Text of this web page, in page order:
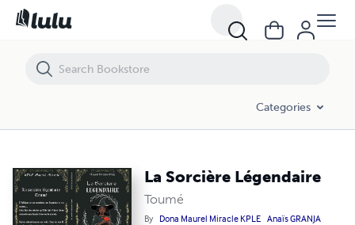
Categories
La Sorcière Légendaire
Toumé
By Dona Maurel Miracle KPLE Anaïs GRANJA
La Sorcière Légendaire